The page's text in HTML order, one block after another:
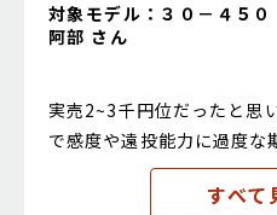
対象モデル：３０－４５０
阿部 さん
実売2~3千円位だったと思
で感度や遠投能力に過度な
投しない、シビアに合わせ
良い、などの場合であれば
すべて